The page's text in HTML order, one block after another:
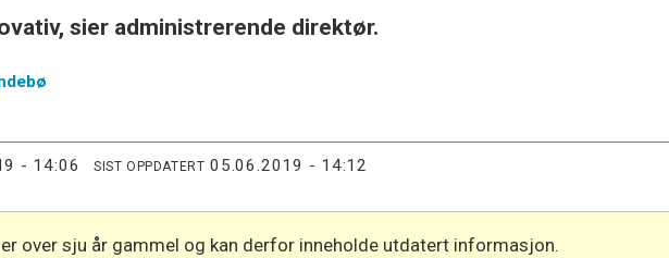
sier administrerende direktør.
- 14:06 SIST OPPDATERT 05.06.2019 - 14:12
er over sju år gammel og kan derfor inneholde utdatert informasjon.